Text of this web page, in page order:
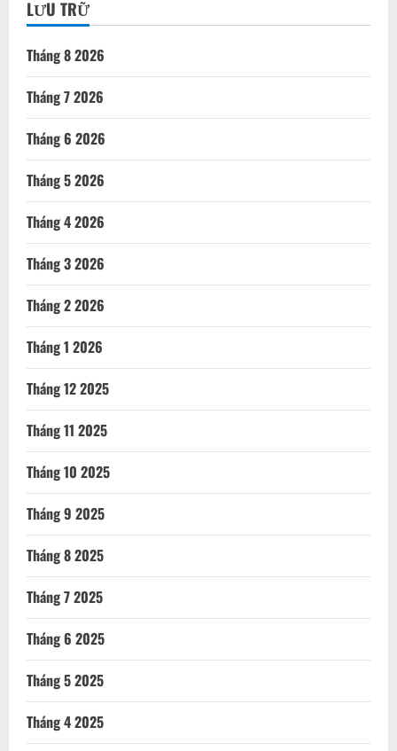
LƯU TRỮ
Tháng 8 2026
Tháng 7 2026
Tháng 6 2026
Tháng 5 2026
Tháng 4 2026
Tháng 3 2026
Tháng 2 2026
Tháng 1 2026
Tháng 12 2025
Tháng 11 2025
Tháng 10 2025
Tháng 9 2025
Tháng 8 2025
Tháng 7 2025
Tháng 6 2025
Tháng 5 2025
Tháng 4 2025